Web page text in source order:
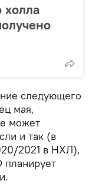
холла
следующего
мая,
может
и так (в
2021 в НХЛ),